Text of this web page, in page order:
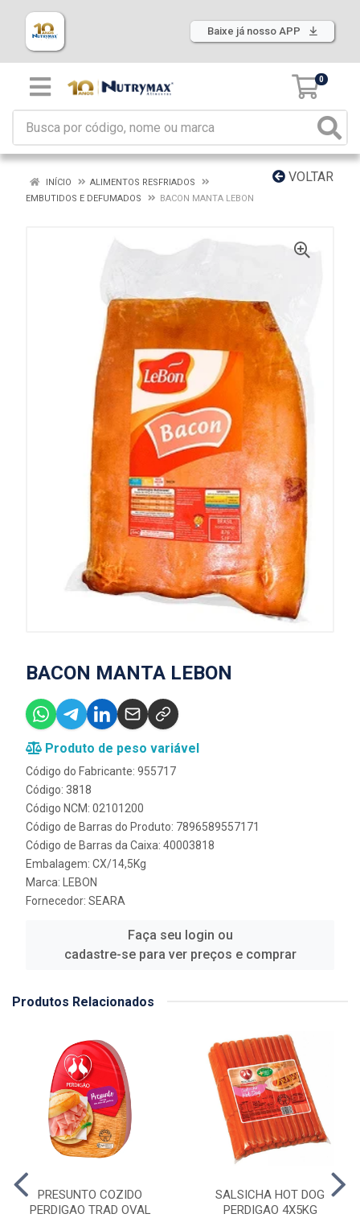
Baixe já nosso APP
0
VOLTAR
INÍCIO
ALIMENTOS RESFRIADOS
EMBUTIDOS E DEFUMADOS
BACON MANTA LEBON
BACON MANTA LEBON
Produto de peso variável
Código do Fabricante: 955717
Código: 3818
Código NCM: 02101200
Código de Barras do Produto: 7896589557171
Código de Barras da Caixa: 40003818
Embalagem: CX/14,5Kg
Marca:
LEBON
Fornecedor: SEARA
Faça seu login ou
cadastre-se para ver preços e comprar
Produtos Relacionados
PRESUNTO COZIDO
PERDIGAO TRAD OVAL
SALSICHA HOT DOG
PERDIGAO 4X5KG